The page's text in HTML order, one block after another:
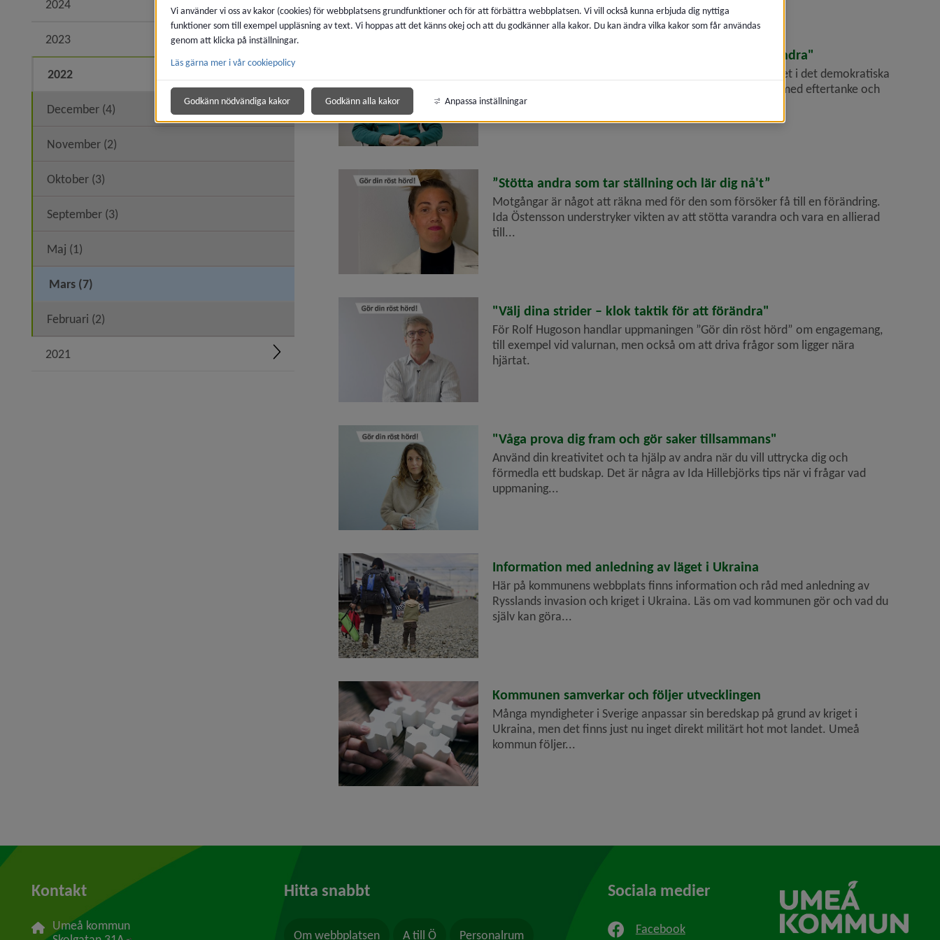
2024 Expandera
2023 Expandera
2022
December (4)
November (2)
Oktober (3)
September (3)
Maj (1)
Mars (7)
Februari (2)
2021 Expandera
"Rätten att höras ger också ansvar att lyssna på andra"
För Dieter Müller är att göra sin röst hörd en viktig rättighet i det demokratiska
samhället, men den bör utnyttjas med respekt för andra, med eftertanke och
me...
2022-03-18
”Stötta andra som tar ställning och lär dig nå't”
Motgångar är något att räkna med för den som försöker få till en förändring.
Ida Östensson understryker vikten av att stötta varandra och vara en allierad
till...
2022-03-18
"Välj dina strider – klok taktik för att förändra"
För Rolf Hugoson handlar uppmaningen ”Gör din röst hörd” om engagemang,
till exempel vid valurnan, men också om att driva frågor som ligger nära
hjärtat.
2022-03-18
"Våga prova dig fram och gör saker tillsammans"
Använd din kreativitet och ta hjälp av andra när du vill uttrycka dig och
förmedla ett budskap. Det är några av Ida Hillebjörks tips när vi frågar vad
uppmaning...
2022-03-11
Information med anledning av läget i Ukraina
Här på kommunens webbplats finns information och råd med anledning av
Rysslands invasion och kriget i Ukraina. Läs om vad kommunen gör och vad du
själv kan göra...
2022-03-07
Kommunen samverkar och följer utvecklingen
Många myndigheter i Sverige anpassar sin beredskap på grund av kriget i
Ukraina, men det finns just nu inget direkt militärt hot mot landet. Umeå
kommun följer...
Kontakt
Umeå kommun
Hitta snabbt
Om webbplatsen A till Ö Personalrum
Sociala medier
Facebook
Vi använder vi oss av kakor (cookies) för webbplatsens grundfunktioner och för att förbättra webbplatsen. Vi vill också kunna erbjuda dig nyttiga
funktioner som till exempel uppläsning av text. Vi hoppas att det känns okej och att du godkänner alla kakor. Du kan ändra vilka kakor som får användas
genom att klicka på inställningar.
Läs gärna mer i vår cookiepolicy
Godkänn nödvändiga kakor Godkänn alla kakor Anpassa inställningar